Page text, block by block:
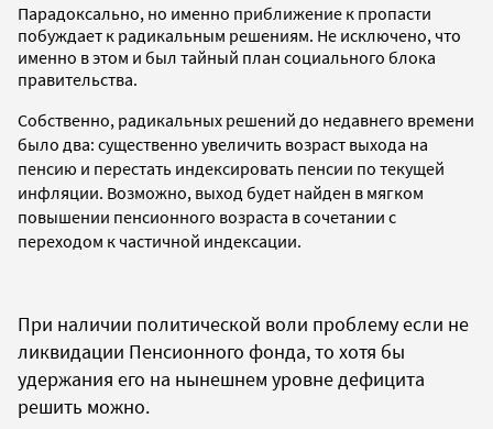
Парадоксально, но именно приближение к пропасти
побуждает к радикальным решениям. Не исключено, что
именно в этом и был тайный план социального блока
правительства.
Собственно, радикальных решений до недавнего времени
было два: существенно увеличить возраст выхода на
пенсию и перестать индексировать пенсии по текущей
инфляции. Возможно, выход будет найден в мягком
повышении пенсионного возраста в сочетании с
переходом к частичной индексации.
При наличии политической воли проблему если не
ликвидации Пенсионного фонда, то хотя бы
удержания его на нынешнем уровне дефицита
решить можно.